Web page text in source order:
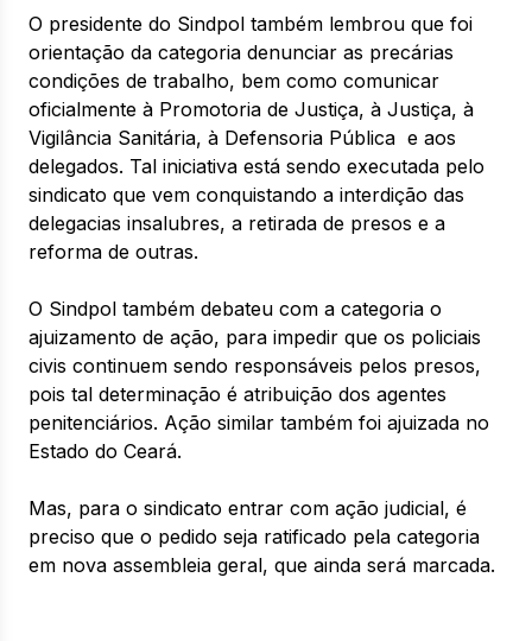
O presidente do Sindpol também lembrou que foi
orientação da categoria denunciar as precárias
condições de trabalho, bem como comunicar
oficialmente à Promotoria de Justiça, à Justiça, à
Vigilância Sanitária, à Defensoria Pública e aos
delegados. Tal iniciativa está sendo executada pelo
sindicato que vem conquistando a interdição das
delegacias insalubres, a retirada de presos e a
reforma de outras.
O Sindpol também debateu com a categoria o
ajuizamento de ação, para impedir que os policiais
civis continuem sendo responsáveis pelos presos,
pois tal determinação é atribuição dos agentes
penitenciários. Ação similar também foi ajuizada no
Estado do Ceará.
Mas, para o sindicato entrar com ação judicial, é
preciso que o pedido seja ratificado pela categoria
em nova assembleia geral, que ainda será marcada.